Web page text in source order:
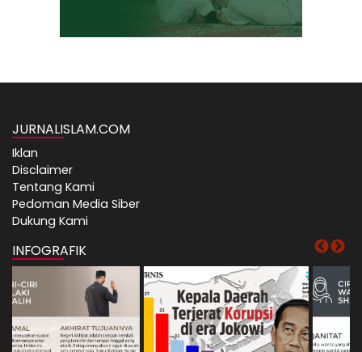
JURNALISLAM.COM
Iklan
Disclaimer
Tentang Kami
Pedoman Media Siber
Dukung Kami
INFOGRAFIK